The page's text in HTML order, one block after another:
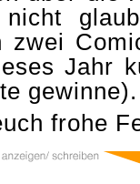
zwei
Jahr
frohe